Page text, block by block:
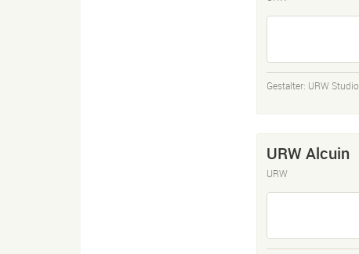
Gestalter: URW Studio
URW Alcuin
URW